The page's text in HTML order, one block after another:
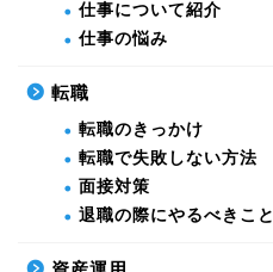
仕事について紹介
仕事の悩み
転職
転職のきっかけ
転職で失敗しない方法
面接対策
退職の際にやるべきこと